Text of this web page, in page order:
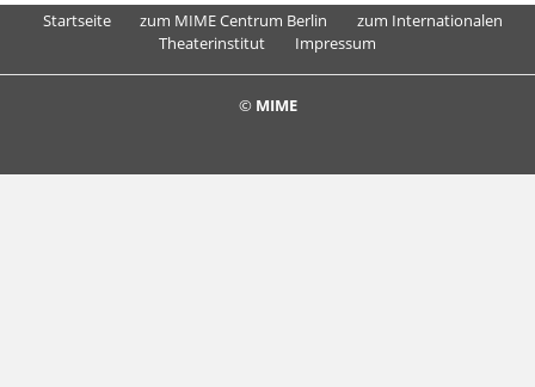
Startseite zum MIME Centrum Berlin
zum Internationalen
Theaterinstitut
Impressum
© MIME